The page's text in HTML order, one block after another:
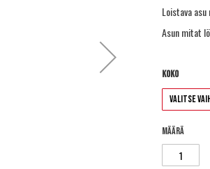
Loistava
Asun mitat
Koko
Määrä